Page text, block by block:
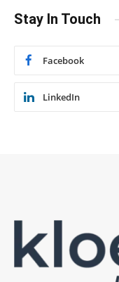
Stay In Touch
Facebook
LinkedIn